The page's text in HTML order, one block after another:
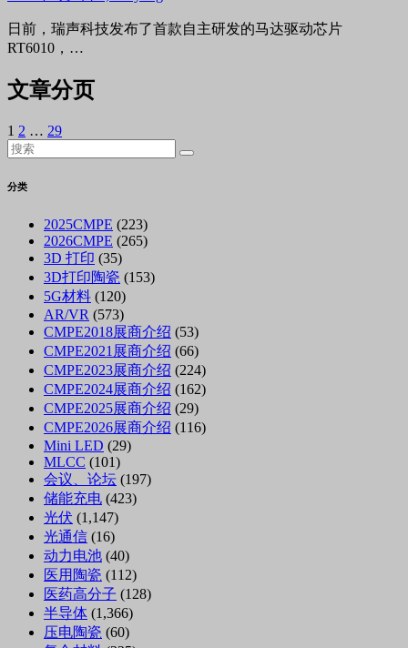
日前，瑞声科技发布了首款自主研发的马达驱动芯片
RT6010，…
文章分页
1 2 … 29
分类
2025CMPE (223)
2026CMPE (265)
3D 打印 (35)
3D打印陶瓷 (153)
5G材料 (120)
AR/VR (573)
CMPE2018展商介绍 (53)
CMPE2021展商介绍 (66)
CMPE2023展商介绍 (224)
CMPE2024展商介绍 (162)
CMPE2025展商介绍 (29)
CMPE2026展商介绍 (116)
Mini LED (29)
MLCC (101)
会议、论坛 (197)
储能充电 (423)
光伏 (1,147)
光通信 (16)
动力电池 (40)
医用陶瓷 (112)
医药高分子 (128)
半导体 (1,366)
压电陶瓷 (60)